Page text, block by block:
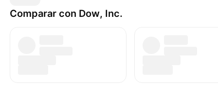
Comparar con Dow, Inc.